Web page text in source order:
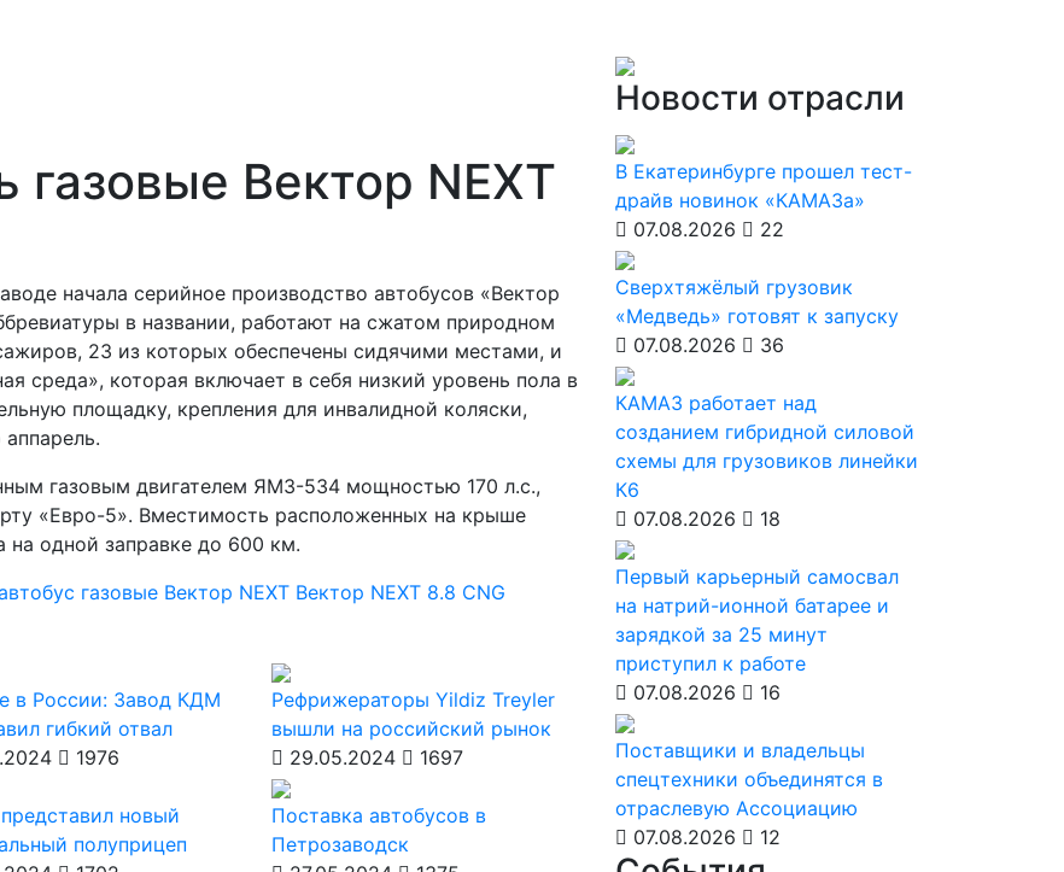
газовые Вектор NEXT
начала серийное производство автобусов «Вектор
в названии, работают на сжатом природном
23 из которых обеспечены сидячими местами, и
среда», которая включает в себя низкий уровень пола в
площадку, крепления для инвалидной коляски,
газовым двигателем ЯМЗ-534 мощностью 170 л.с.,
«Евро-5». Вместимость расположенных на крыше
на одной заправке до 600 км.
газовые Вектор NEXT Вектор NEXT 8.8 CNG
в России: Завод КДМ
гибкий отвал
1976
Рефрижераторы Yildiz Treyler
вышли на российский рынок
29.05.2024
1697
новый
полуприцеп
Поставка автобусов в
Петрозаводск
Новости отрасли
В Екатеринбурге прошел тест-
драйв новинок «КАМАЗа»
07.08.2026
22
Сверхтяжёлый грузовик
«Медведь» готовят к запуску
07.08.2026
36
КАМАЗ работает над
созданием гибридной силовой
схемы для грузовиков линейки
К6
07.08.2026
18
Первый карьерный самосвал
на натрий-ионной батарее и
зарядкой за 25 минут
приступил к работе
07.08.2026
16
Поставщики и владельцы
спецтехники объединятся в
отраслевую Ассоциацию
07.08.2026
12